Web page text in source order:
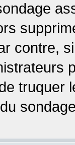
contre,
truquer